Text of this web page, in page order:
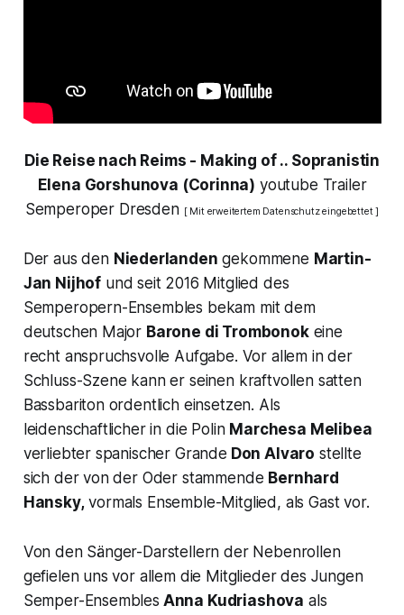
Die Reise nach Reims - Making of .. Sopranistin
Elena Gorshunova (Corinna) youtube Trailer
Semperoper Dresden [ Mit erweitertem Datenschutz eingebettet ]
Der aus den Niederlanden gekommene Martin-
Jan Nijhof und seit 2016 Mitglied des
Semperopern-Ensembles bekam mit dem
deutschen Major Barone di Trombonokeine
recht anspruchsvolle Aufgabe. Vor allem in der
Schluss-Szene kann er seinen kraftvollen satten
Bassbariton ordentlich einsetzen. Als
leidenschaftlicher in die Polin Marchesa Melibea
verliebter spanischer Grande Don Alvaro stellte
sich der von der Oder stammende Bernhard
Hansky,vormals Ensemble-Mitglied, als Gast vor.
Von den Sänger-Darstellern der Nebenrollen
gefielen uns vor allem die Mitglieder des Jungen
Semper-Ensembles Anna Kudriashova als